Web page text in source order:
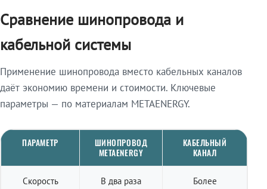
Сравнение шинопровода и
кабельной системы
Применение шинопровода вместо кабельных каналов
даёт экономию времени и стоимости. Ключевые
параметры — по материалам METAENERGY.
ПАРАМЕТР
ШИНОПРОВОД
METAENERGY
КАБЕЛЬНЫЙ
КАНАЛ
Скорость
В два раза
Более